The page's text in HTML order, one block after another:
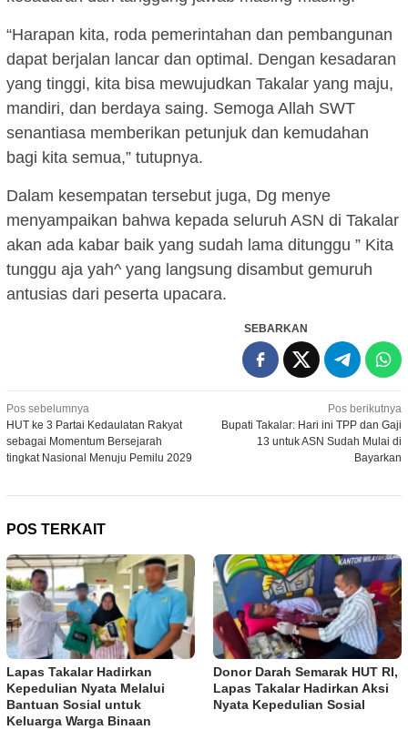
“Harapan kita, roda pemerintahan dan pembangunan
dapat berjalan lancar dan optimal. Dengan kesadaran
yang tinggi, kita bisa mewujudkan Takalar yang maju,
mandiri, dan berdaya saing. Semoga Allah SWT
senantiasa memberikan petunjuk dan kemudahan
bagi kita semua,” tutupnya.
Dalam kesempatan tersebut juga, Dg menye
menyampaikan bahwa kepada seluruh ASN di Takalar
akan ada kabar baik yang sudah lama ditunggu ” Kita
tunggu aja yah^ yang langsung disambut gemuruh
antusias dari peserta upacara.
SEBARKAN
Navigasi
pos
Pos sebelumnya
HUT ke 3 Partai Kedaulatan Rakyat
sebagai Momentum Bersejarah
tingkat Nasional Menuju Pemilu 2029
Pos berikutnya
Bupati Takalar: Hari ini TPP dan Gaji
13 untuk ASN Sudah Mulai di
Bayarkan
POS TERKAIT
Lapas Takalar Hadirkan
Kepedulian Nyata Melalui
Bantuan Sosial untuk
Keluarga Warga Binaan
Donor Darah Semarak HUT RI,
Lapas Takalar Hadirkan Aksi
Nyata Kepedulian Sosial